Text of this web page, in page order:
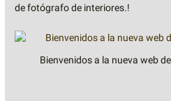
de fotógrafo de interiores.!
Bienvenidos a la nueva web